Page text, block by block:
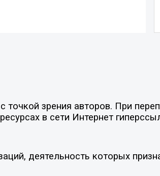
зрения авторов. При
в сети Интернет
деятельность которых